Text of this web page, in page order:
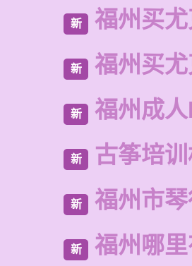
新 福州买
新 福州买
新 福州成
新 古筝培
新 福州市
新 福州哪